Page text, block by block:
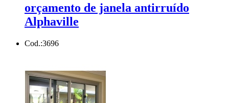
orçamento de janela antirruído
Alphaville
Cod.:3696